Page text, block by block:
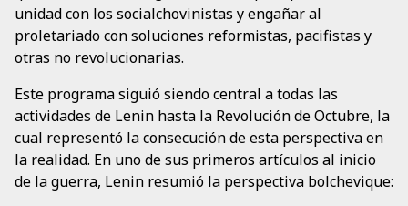
unidad con los socialchovinistas y engañar al
proletariado con soluciones reformistas, pacifistas y
otras no revolucionarias.
Este programa siguió siendo central a todas las
actividades de Lenin hasta la Revolución de Octubre, la
cual representó la consecución de esta perspectiva en
la realidad. En uno de sus primeros artículos al inicio
de la guerra, Lenin resumió la perspectiva bolchevique: